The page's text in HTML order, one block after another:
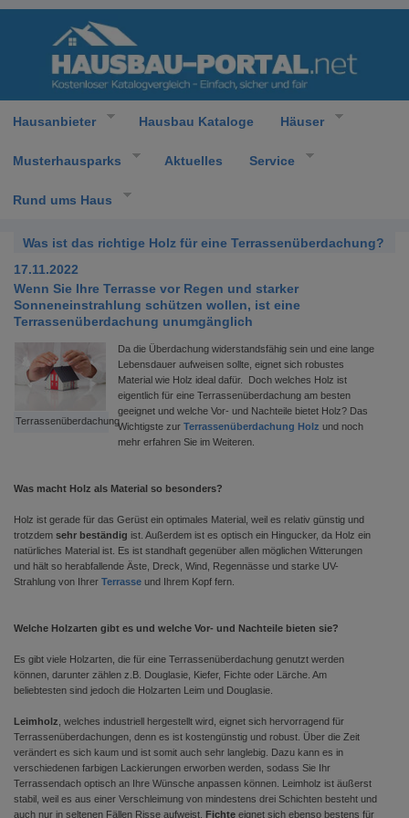
Hausanbieter Hausbau Kataloge Häuser
Musterhausparks Aktuelles Service
Rund ums Haus
Was ist das richtige Holz für eine Terrassenüberdachung?
17.11.2022
Wenn Sie Ihre Terrasse vor Regen und starker
Sonneneinstrahlung schützen wollen, ist eine
Terrassenüberdachung unumgänglich
Terrassenüberdachung
Da die Überdachung widerstandsfähig sein und eine lange
Lebensdauer aufweisen sollte, eignet sich robustes
Material wie Holz ideal dafür. Doch welches Holz ist
eigentlich für eine Terrassenüberdachung am besten
geeignet und welche Vor- und Nachteile bietet Holz? Das
Wichtigste zur Terrassenüberdachung Holz und noch
mehr erfahren Sie im Weiteren.
Was macht Holz als Material so besonders?
Holz ist gerade für das Gerüst ein optimales Material, weil es relativ günstig und
trotzdem sehr beständig ist. Außerdem ist es optisch ein Hingucker, da Holz ein
natürliches Material ist. Es ist standhaft gegenüber allen möglichen Witterungen
und hält so herabfallende Äste, Dreck, Wind, Regennässe und starke UV-
Strahlung von Ihrer Terrasse und Ihrem Kopf fern.
Welche Holzarten gibt es und welche Vor- und Nachteile bieten sie?
Es gibt viele Holzarten, die für eine Terrassenüberdachung genutzt werden
können, darunter zählen z.B. Douglasie, Kiefer, Fichte oder Lärche. Am
beliebtesten sind jedoch die Holzarten Leim und Douglasie.
Leimholz , welches industriell hergestellt wird, eignet sich hervorragend für
Terrassenüberdachungen, denn es ist kostengünstig und robust. Über die Zeit
verändert es sich kaum und ist somit auch sehr langlebig. Dazu kann es in
verschiedenen farbigen Lackierungen erworben werden, sodass Sie Ihr
Terrassendach optisch an Ihre Wünsche anpassen können. Leimholz ist äußerst
stabil, weil es aus einer Verschleimung von mindestens drei Schichten besteht und
auch nur in seltenen Fällen Risse aufweist. Fichte eignet sich ebenso bestens für